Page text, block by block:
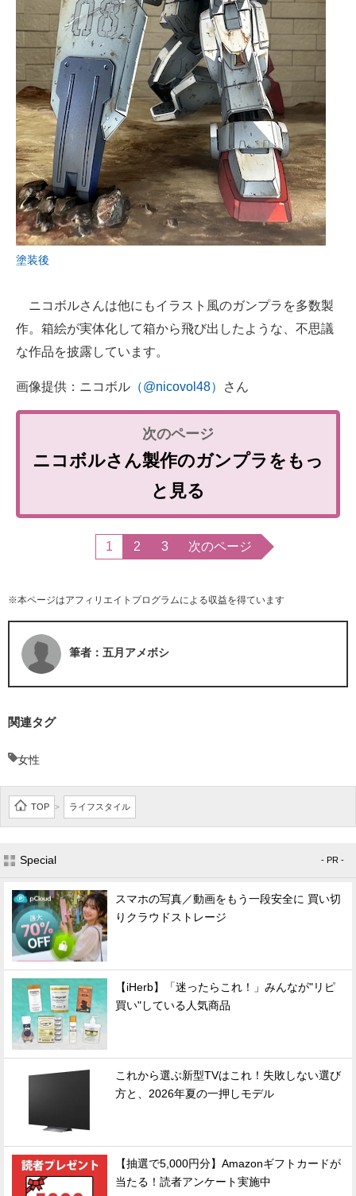
塗装後
ニコボルさんは他にもイラスト風のガンプラを多数製
作。箱絵が実体化して箱から飛び出したような、不思議
な作品を披露しています。
画像提供：ニコボル （@nicovol48） さん
ニコボルさん製作のガンプラをもっ
と見る
1 2 3 次のページ
※本ページはアフィリエイトプログラムによる収益を得ています
筆者：五月アメボシ
関連タグ
女性
TOP > ライフスタイル
Special - PR -
スマホの写真／動画をもう一段安全に 買い切
りクラウドストレージ
【iHerb】「迷ったらこれ！」みんなが"リピ
買い"している人気商品
これから選ぶ新型TVはこれ！失敗しない選び
方と、2026年夏の一押しモデル
【抽選で5,000円分】Amazonギフトカードが
当たる！読者アンケート実施中